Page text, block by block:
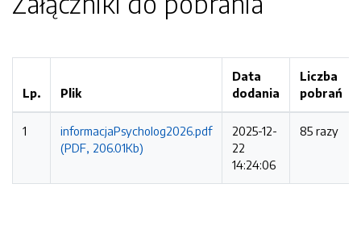
Lp. Plik
Data
dodania
Liczba
pobrań
1
informacjaPsycholog2026.pdf
(PDF, 206.01Kb)
2025-12-
22
14:24:06
85 razy